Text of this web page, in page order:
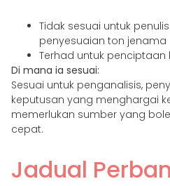
Tidak sesuai untuk
penyesuaian ton jenama
Terhad untuk
Di mana ia sesuai:
Sesuai untuk penganalisis,
keputusan yang menghargai
memerlukan sumber yang
cepat.
Jadual